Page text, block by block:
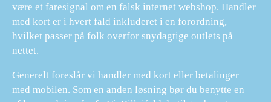
være et faresignal om en falsk internet webshop. Handler
med kort er i hvert fald inkluderet i en forordning,
hvilket passer på folk overfor snydagtige outlets på
nettet.
Generelt foreslår vi handler med kort eller betalinger
med mobilen. Som en anden løsning bør du benytte en